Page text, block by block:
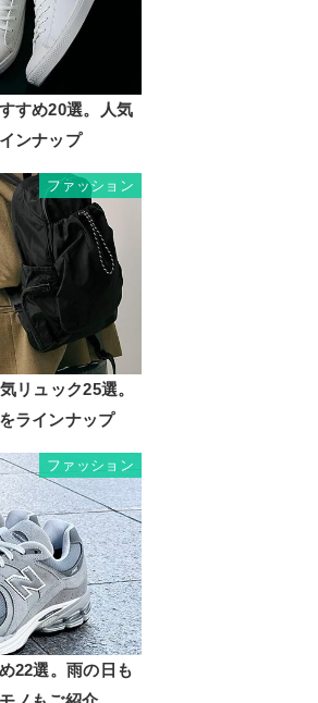
すめ20選。人気
ンナップ
ファッション
リュック25選。
ラインナップ
ファッション
22選。雨の日も